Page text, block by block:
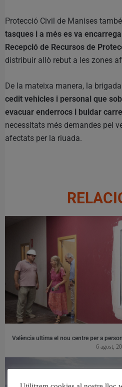
Protecció Civil de Manises
tasques i a més es va
Recepció de Recursos de
distribuir allò rebut a les zones
De la mateixa manera, la
cedit vehicles i personal que
evacuar enderrocs i buidar
necessitats més demandes pel
afectats per la riuada.
València ultima el nou centre per a
6 agost,